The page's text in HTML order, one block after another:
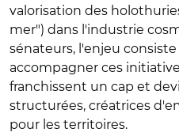
valorisation des
mer") dans l'industrie
sénateurs, l'enjeu consiste
accompagner ces
franchissent un cap et
structurées, créatrices
pour les territoires.